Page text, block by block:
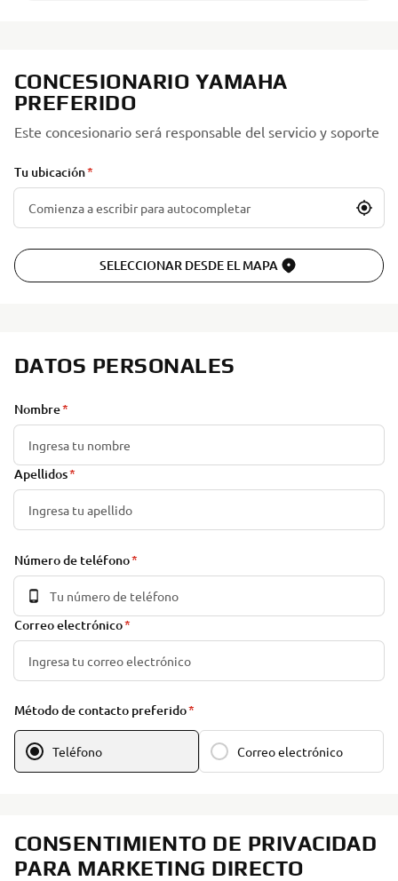
CONCESIONARIO YAMAHA
PREFERIDO
Este concesionario será responsable del servicio y soporte
Tu ubicación
SELECCIONAR DESDE EL MAPA
DATOS PERSONALES
Nombre
Apellidos
Número de teléfono
Correo electrónico
Método de contacto preferido
Teléfono Correo electrónico
CONSENTIMIENTO DE PRIVACIDAD
PARA MARKETING DIRECTO